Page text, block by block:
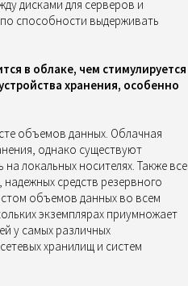
дисками для серверов и
способности выдерживать
в облаке, чем стимулируется
хранения, особенно
объемов данных. Облачная
однако существуют
локальных носителях. Также все
средств резервного
объемов данных во всем
экземплярах приумножает
у самых различных
хранилищ и систем